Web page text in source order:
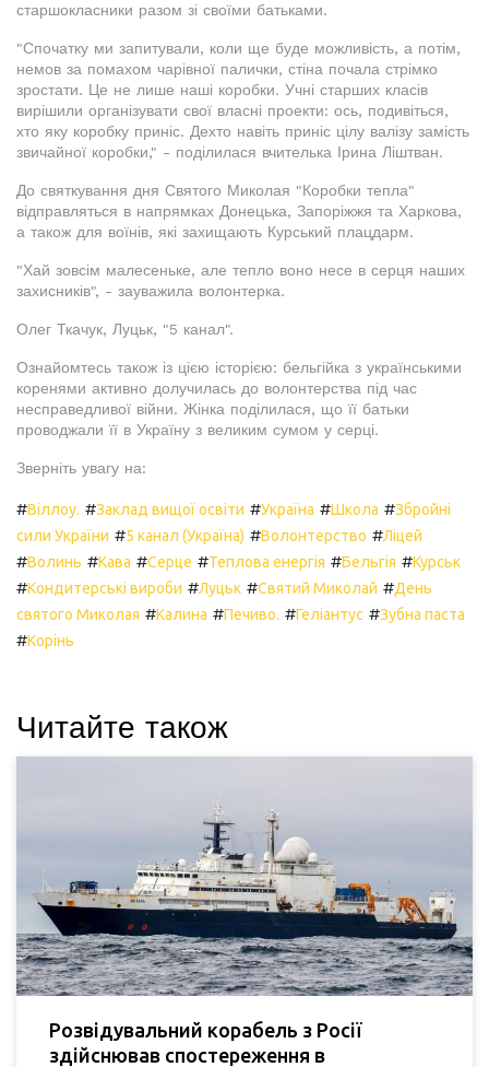
старшокласники разом зі своїми батьками.
"Спочатку ми запитували, коли ще буде можливість, а потім,
немов за помахом чарівної палички, стіна почала стрімко
зростати. Це не лише наші коробки. Учні старших класів
вирішили організувати свої власні проекти: ось, подивіться,
хто яку коробку приніс. Дехто навіть приніс цілу валізу замість
звичайної коробки," - поділилася вчителька Ірина Ліштван.
До святкування дня Святого Миколая "Коробки тепла"
відправляться в напрямках Донецька, Запоріжжя та Харкова,
а також для воїнів, які захищають Курський плацдарм.
"Хай зовсім малесеньке, але тепло воно несе в серця наших
захисників", - зауважила волонтерка.
Олег Ткачук, Луцьк, "5 канал".
Ознайомтесь також із цією історією: бельгійка з українськими
коренями активно долучилась до волонтерства під час
несправедливої війни. Жінка поділилася, що її батьки
проводжали її в Україну з великим сумом у серці.
Зверніть увагу на:
#Віллоу. #Заклад вищої освіти #Україна #Школа #Збройні
сили України #5 канал (Україна) #Волонтерство #Ліцей
#Волинь #Кава #Серце #Теплова енергія #Бельгія #Курськ
#Кондитерські вироби #Луцьк #Святий Миколай #День
святого Миколая #Калина #Печиво. #Геліантус #Зубна паста
#Корінь
Читайте також
Розвідувальний корабель з Росії
здійснював спостереження в